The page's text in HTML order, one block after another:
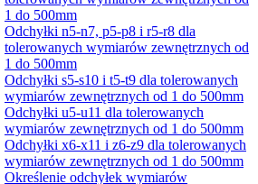
1 do 500mm
Odchyłki n5-n7, p5-p8 i r5-r8 dla
tolerowanych wymiarów zewnętrznych od
1 do 500mm
Odchyłki s5-s10 i t5-t9 dla tolerowanych
wymiarów zewnętrznych od 1 do 500mm
Odchyłki u5-u11 dla tolerowanych
wymiarów zewnętrznych od 1 do 500mm
Odchyłki x6-x11 i z6-z9 dla tolerowanych
wymiarów zewnętrznych od 1 do 500mm
Określenie odchyłek wymiarów